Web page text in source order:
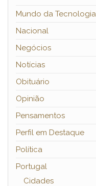
Mundo da Tecnologia
Nacional
Negócios
Notícias
Obituário
Opinião
Pensamentos
Perfil em Destaque
Política
Portugal
Cidades